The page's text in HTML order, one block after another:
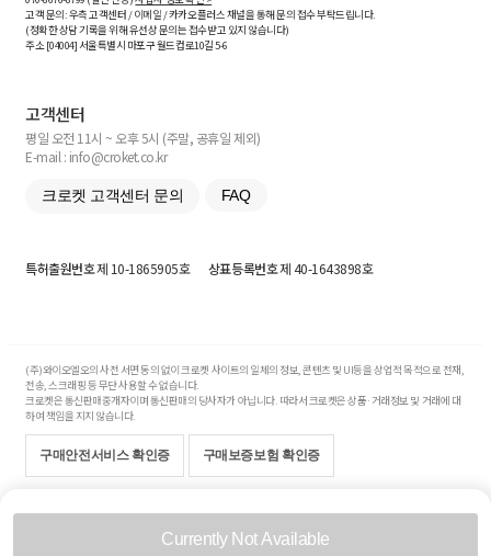
Currently Not Available
고객 문의: 우측 고객센터 / 이메일 / 카카오플러스 채널을 통해 문의 접수 부탁드립니다.
(정확한 상담 기록을 위해 유선상 문의는 접수받고 있지 않습니다)
주소 [04004] 서울특별시 마포구 월드컵로10길5-6
고객센터
평일 오전 11시 ~ 오후 5시 (주말, 공휴일 제외)
E-mail : info@croket.co.kr
크로켓 고객센터 문의 FAQ
특허출원번호제 10-1865905호 상표등록번호제 40-1643898호
(주)와이오엘오의 사전 서면 동의 없이 크로켓 사이트의 일체의 정보, 콘텐츠 및 UI등을 상업적 목적으로 전재,
전송, 스크래핑 등 무단 사용할 수 없습니다.
크로켓은 통신판매중개자이며 통신판매의 당사자가 아닙니다. 따라서 크로켓은 상품·거래정보 및 거래에 대
하여 책임을 지지 않습니다.
구매안전서비스 확인증 구매보증보험 확인증